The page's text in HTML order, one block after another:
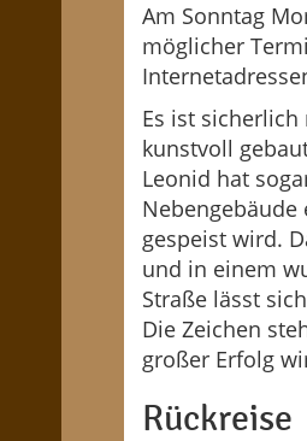
Am Sonntag
möglicher
Es ist
kunstvoll
Leonid hat
Nebengebäude
gespeist wird.
und in einem
Straße lässt
Die Zeichen
großer Erfolg
Rückreise